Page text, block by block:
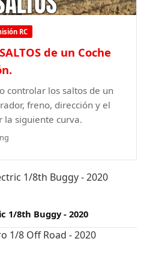
RC
de un Coche
controlar los saltos de un
freno, dirección y el
la siguiente curva.
1/8th Buggy - 2020